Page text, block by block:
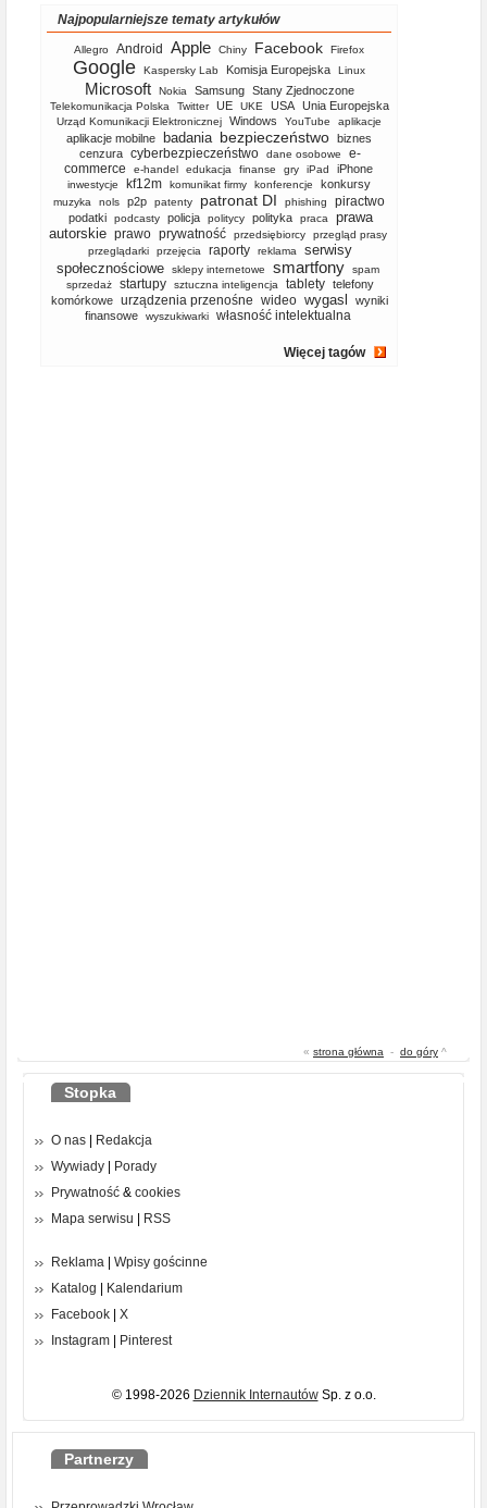
Najpopularniejsze tematy artykułów
Allegro Android Apple Chiny Facebook Firefox
Google Kaspersky Lab Komisja Europejska Linux
Microsoft Nokia Samsung Stany Zjednoczone
Telekomunikacja Polska Twitter UE UKE USA Unia Europejska
Urząd Komunikacji Elektronicznej Windows YouTube aplikacje
aplikacje mobilne badania bezpieczeństwo biznes
cenzura cyberbezpieczeństwo dane osobowe
e-
commerce
e-handel edukacja finanse gry iPad iPhone
inwestycje kf12m komunikat firmy konferencje konkursy
muzyka nols p2p patenty patronat DI phishing piractwo
podatki podcasty policja politycy polityka praca
prawa
autorskie prawo prywatność przedsiębiorcy
przegląd prasy
przeglądarki
przejęcia raporty reklama
serwisy
społecznościowe
sklepy internetowe smartfony
spam
sprzedaż
startupy sztuczna inteligencja tablety telefony
komórkowe
urządzenia przenośne wideo wygasl
wyniki
finansowe
wyszukiwarki własność intelektualna
Więcej tagów
« strona główna - do góry ^
Stopka
O nas | Redakcja
Wywiady | Porady
Prywatność & cookies
Mapa serwisu | RSS
Reklama | Wpisy gościnne
Katalog | Kalendarium
Facebook | X
Instagram | Pinterest
© 1998-2026 Dziennik InternautówSp. z o.o.
Partnerzy